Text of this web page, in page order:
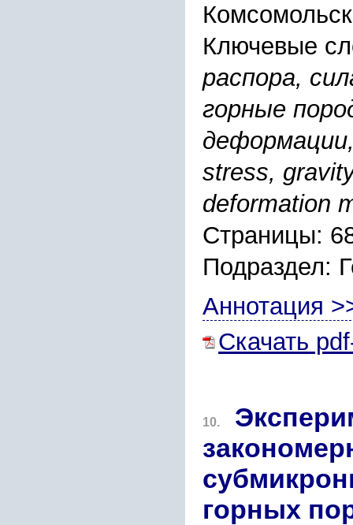
Ключевые
распора,
горные
stress,
deformation
Страницы:
Подраздел:
Аннотация
Скачать
10.
горных